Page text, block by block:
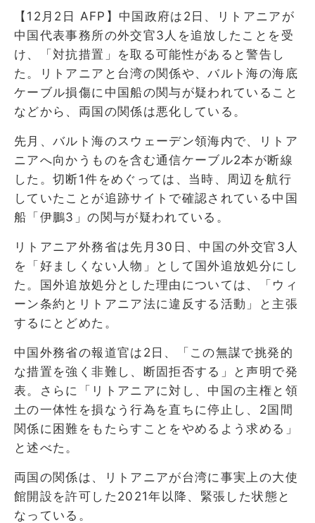
【12月2日 AFP】中国政府は2日、リトアニアが
中国代表事務所の外交官3人を追放したことを受
け、「対抗措置」を取る可能性があると警告し
た。リトアニアと台湾の関係や、バルト海の海底
ケーブル損傷に中国船の関与が疑われていること
などから、両国の関係は悪化している。
先月、バルト海のスウェーデン領海内で、リトア
ニアへ向かうものを含む通信ケーブル2本が断線
した。切断1件をめぐっては、当時、周辺を航行
していたことが追跡サイトで確認されている中国
船「伊鵬3」の関与が疑われている。
リトアニア外務省は先月30日、中国の外交官3人
を「好ましくない人物」として国外追放処分にし
た。国外追放処分とした理由については、「ウィ
ーン条約とリトアニア法に違反する活動」と主張
するにとどめた。
中国外務省の報道官は2日、「この無謀で挑発的
な措置を強く非難し、断固拒否する」と声明で発
表。さらに「リトアニアに対し、中国の主権と領
土の一体性を損なう行為を直ちに停止し、2国間
関係に困難をもたらすことをやめるよう求める」
と述べた。
両国の関係は、リトアニアが台湾に事実上の大使
館開設を許可した2021年以降、緊張した状態と
なっている。